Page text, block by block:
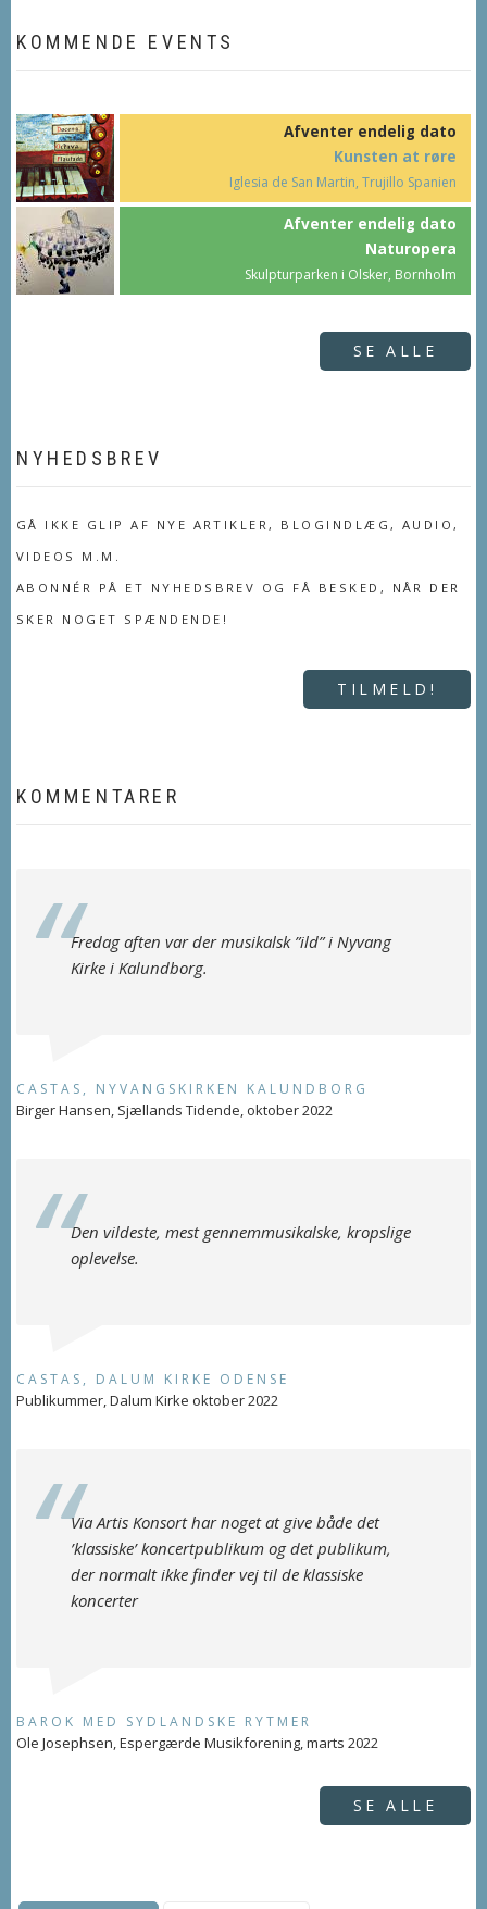
KOMMENDE EVENTS
Afventer endelig dato
Kunsten at røre
Iglesia de San Martin, Trujillo Spanien
Afventer endelig dato
Naturopera
Skulpturparken i Olsker, Bornholm
SE ALLE
NYHEDSBREV
GÅ IKKE GLIP AF NYE ARTIKLER, BLOGINDLÆG, AUDIO,
VIDEOS M.M.
ABONNÉR PÅ ET NYHEDSBREV OG FÅ BESKED, NÅR DER
SKER NOGET SPÆNDENDE!
TILMELD!
KOMMENTARER
Fredag aften var der musikalsk ”ild” i Nyvang
Kirke i Kalundborg.
CASTAS, NYVANGSKIRKEN KALUNDBORG
Birger Hansen, Sjællands Tidende, oktober 2022
Den vildeste, mest gennemmusikalske, kropslige
oplevelse.
CASTAS, DALUM KIRKE ODENSE
Publikummer, Dalum Kirke oktober 2022
Via Artis Konsort har noget at give både det
’klassiske’ koncertpublikum og det publikum,
der normalt ikke finder vej til de klassiske
koncerter
BAROK MED SYDLANDSKE RYTMER
Ole Josephsen, Espergærde Musikforening, marts 2022
SE ALLE